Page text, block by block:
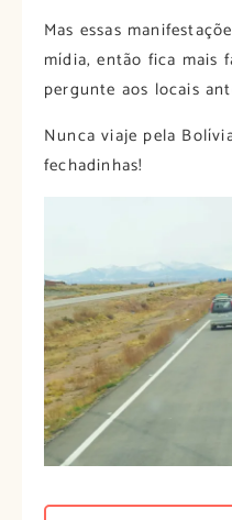
Mas essas
mídia, então fica mais
pergunte aos locais
Nunca viaje pela
fechadinhas!